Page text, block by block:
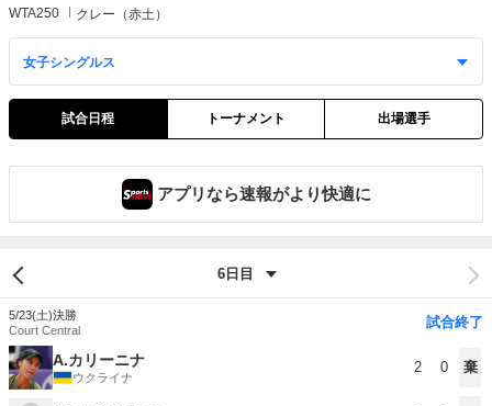
WTA250 クレー（赤土）
試合日程 トーナメント 出場選手
アプリなら速報がより快適に
5/23(土)決勝
Court Central
試合終了
A.カリーニナ
ウクライナ
2 0 棄